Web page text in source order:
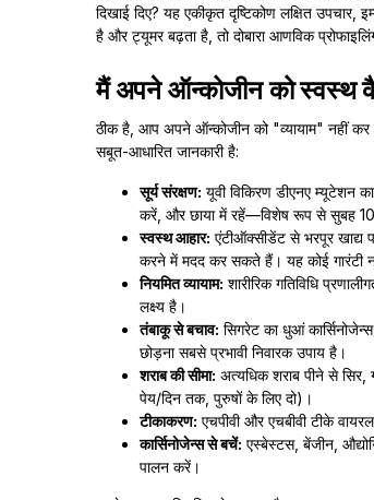
दिखाई दिए? यह एकीकृत दृष्टिकोण लक्षित उपचार,
है और ट्यूमर बढ़ता है, तो दोबारा आणविक
मैं अपने ऑन्कोजीन को स्वस्थ
ठीक है, आप अपने ऑन्कोजीन को "व्यायाम" नहीं
सबूत-आधारित जानकारी है:
सूर्य संरक्षण: यूवी विकिरण डीएनए म्यूटेशन
करें, और छाया में रहें—विशेष रूप से सुबह
स्वस्थ आहार: एंटीऑक्सीडेंट से भरपूर खाद्य
करने में मदद कर सकते हैं। यह कोई गारंटी
नियमित व्यायाम: शारीरिक गतिविधि
लक्ष्य है।
तंबाकू से बचाव: सिगरेट का धुआं
छोड़ना सबसे प्रभावी निवारक उपाय है।
शराब की सीमा: अत्यधिक शराब पीने से
पेय/दिन तक, पुरुषों के लिए दो)।
टीकाकरण: एचपीवी और एचबीवी टीके
कार्सिनोजेन्स से बचें: एस्बेस्टस, बेंजीन,
पालन करें।